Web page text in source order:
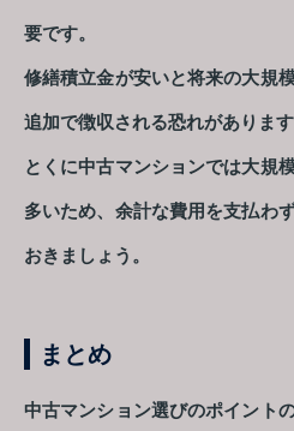
要です。
修繕積立金が安いと将来の大規
追加で徴収される恐れがあります
とくに中古マンションでは大規
多いため、余計な費用を支払わ
おきましょう。
まとめ
中古マンション選びのポイント